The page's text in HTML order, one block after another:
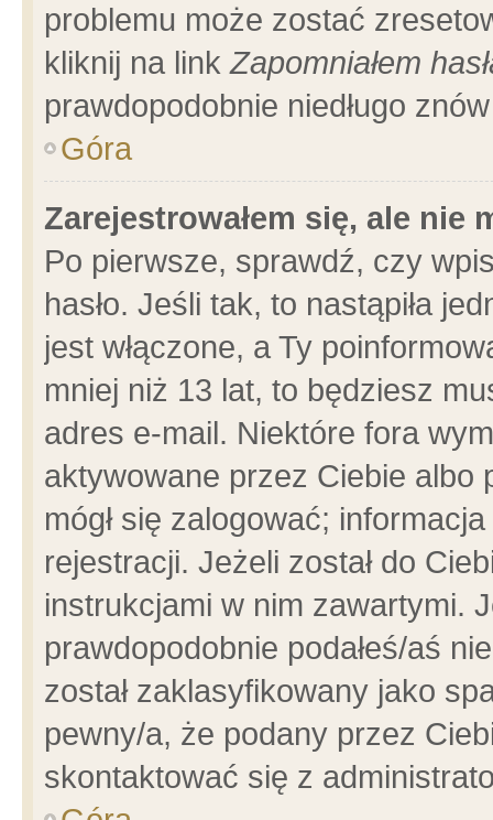
problemu może zostać
kliknij na linkZapomniałem
prawdopodobnie niedługo
Góra
Zarejestrowałem się, ale nie
Po pierwsze, sprawdź, czy
hasło. Jeśli tak, to nastąpiła
jest włączone, a Ty
mniej niż 13 lat, to będziesz
adres e-mail. Niektóre fora
aktywowane przez Ciebie albo
mógł się zalogować;
rejestracji. Jeżeli został do
instrukcjami w nim zawartymi.
prawdopodobnie podałeś/aś
został zaklasyfikowany jako
pewny/a, że podany przez
skontaktować się z